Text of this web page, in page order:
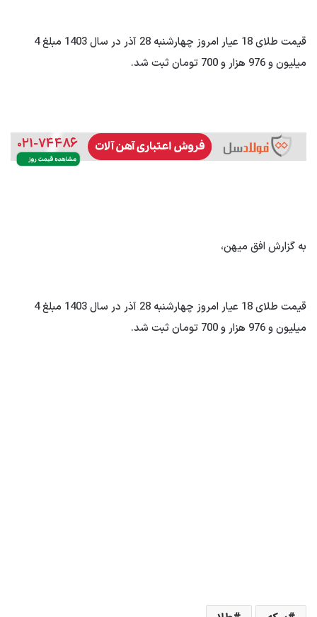
قیمت طلای 18 عیار امروز چهارشنبه 28 آذر در سال 1403 مبلغ 4
میلیون و 976 هزار و 700 تومان ثبت شد.
به گزارش افق میهن،
قیمت طلای 18 عیار امروز چهارشنبه 28 آذر در سال 1403 مبلغ 4
میلیون و 976 هزار و 700 تومان ثبت شد.